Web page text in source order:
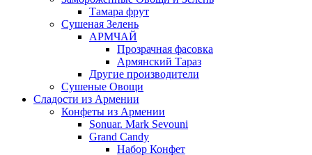
Тамара фрут
Сушеная Зелень
АРМЧАЙ
Прозрачная фасовка
Армянский Тараз
Другие производители
Сушеные Овощи
Сладости из Армении
Конфеты из Армении
Sonuar. Mark Sevouni
Grand Candy
Набор Конфет